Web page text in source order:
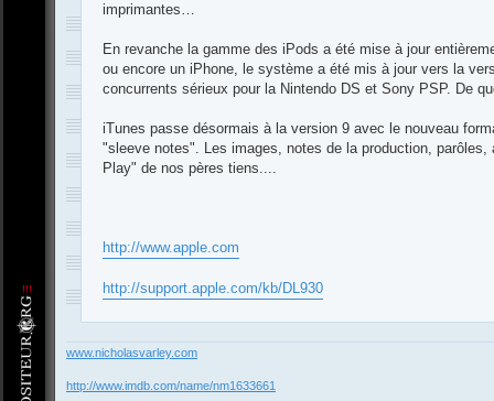
g
imprimantes…
En revanche la gamme des iPods a été mise à jour
ou encore un iPhone, le système a été mis à jour vers la
concurrents sérieux pour la Nintendo DS et Sony PSP. De
iTunes passe désormais à la version 9 avec le nouveau
"sleeve notes". Les images, notes de la production,
Play" de nos pères tiens....
http://www.apple.com
http://support.apple.com/kb/DL930
www.nicholasvarley.com
http://www.imdb.com/name/nm1633661